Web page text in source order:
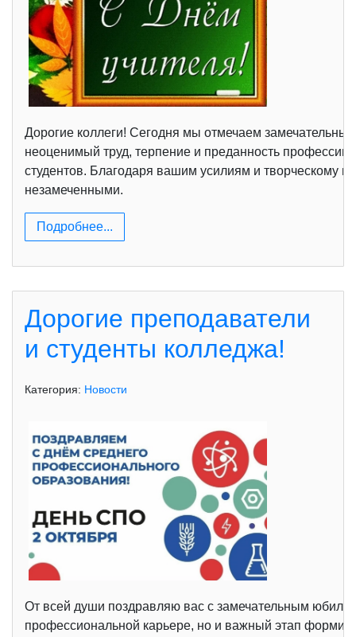
Дорогие коллеги! Сегодня мы отмечаем
неоценимый труд, терпение и преданность
студентов. Благодаря вашим усилиям и творческому
незамеченными.
Подробнее...
Дорогие преподаватели
и студенты колледжа!
Категория: Новости
От всей души поздравляю вас с замечательным
профессиональной карьере, но и важный этап